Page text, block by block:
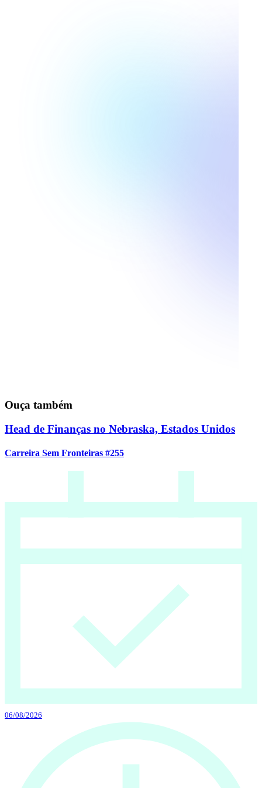
Ouça também
Head de Finanças no Nebraska, Estados Unidos
Carreira Sem Fronteiras #255
06/08/2026